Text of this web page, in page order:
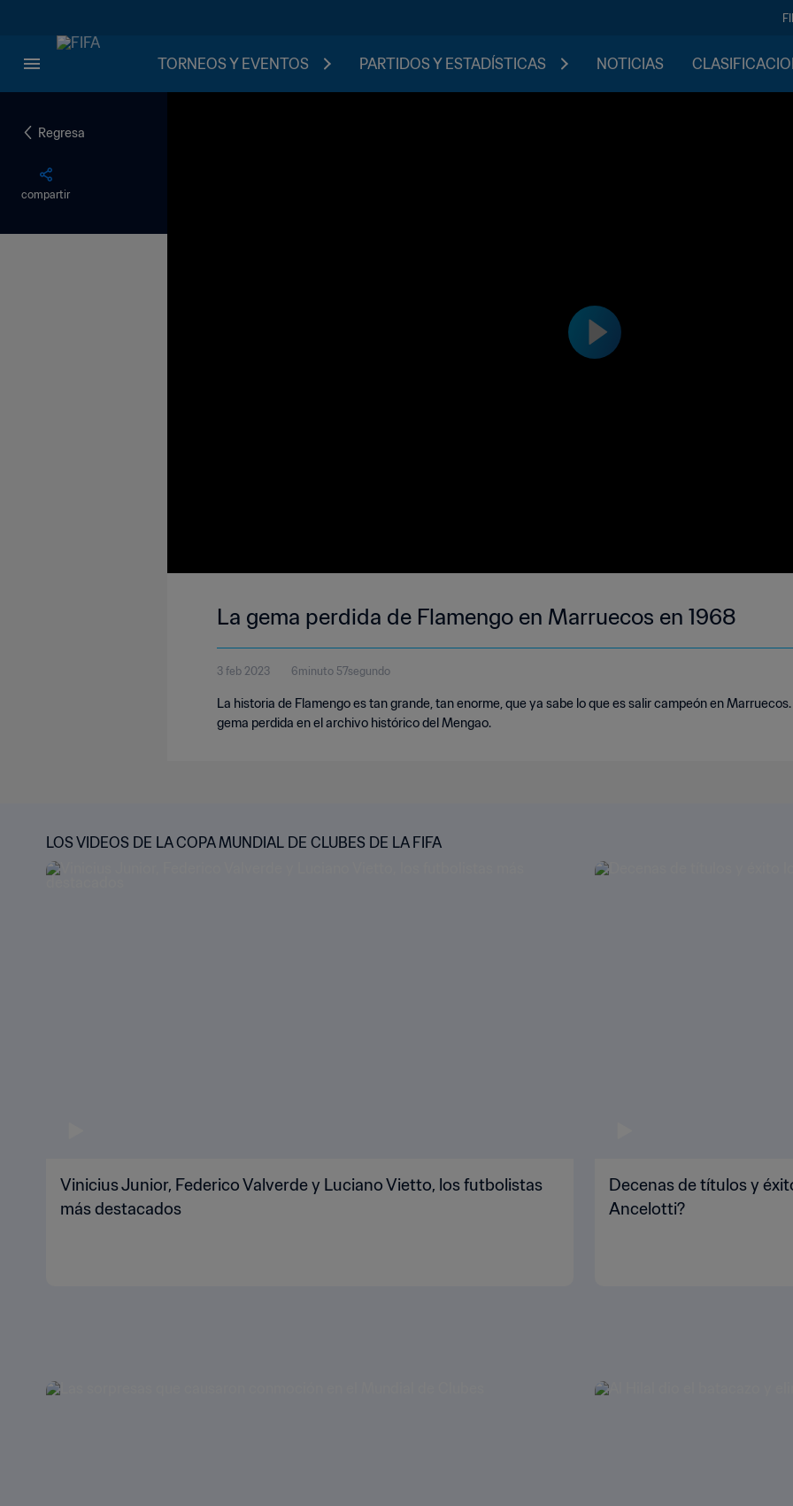
TORNEOS Y EVENTOS PARTIDOS Y ESTADÍSTICAS NOTICIAS
Regresa
compartir
La gema perdida de Flamengo en Marruecos en 1968
3 feb 2023 6minuto 57segundo
La historia de Flamengo es tan grande, tan enorme, que ya sabe lo que es salir campeón en
gema perdida en el archivo histórico del Mengao.
LOS VIDEOS DE LA COPA MUNDIAL DE CLUBES DE LA FIFA
Vinicius Junior, Federico Valverde y Luciano Vietto, los futbolistas
más destacados
Decenas de títulos y
Ancelotti?